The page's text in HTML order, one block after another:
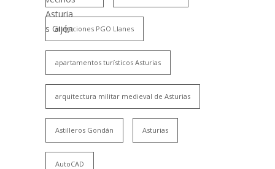
alegaciones PGO Llanes
apartamentos turísticos Asturias
arquitectura militar medieval de Asturias
Astilleros Gondán Asturias
AutoCAD